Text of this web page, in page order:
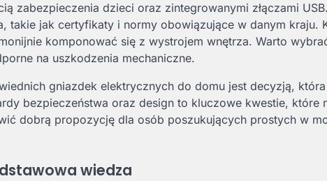
zabezpieczenia dzieci oraz zintegrowanymi złączami
takie jak certyfikaty i normy obowiązujące w danym kraju.
komponować się z wystrojem wnętrza. Warto
na uszkodzenia mechaniczne.
gniazdek elektrycznych do domu jest decyzją,
bezpieczeństwa oraz design to kluczowe kwestie, które
dobrą propozycję dla osób poszukujących prostych w
wiedza